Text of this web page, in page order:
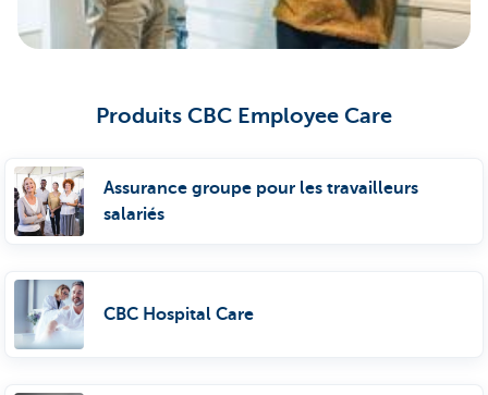
Produits CBC Employee Care
Assurance groupe pour les travailleurs
salariés
CBC Hospital Care